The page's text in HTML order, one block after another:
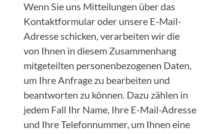
Wenn Sie uns Mitteilungen über das
Kontaktformular oder unsere E-Mail-
Adresse schicken, verarbeiten wir die
von Ihnen in diesem Zusammenhang
mitgeteilten personenbezogenen Daten,
um Ihre Anfrage zu bearbeiten und
beantworten zu können. Dazu zählen in
jedem Fall Ihr Name, Ihre E-Mail-Adresse
und Ihre Telefonnummer, um Ihnen eine